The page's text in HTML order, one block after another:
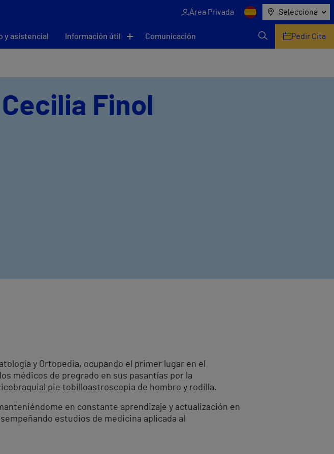
Área Privada Selecciona
y asistencial Información útil Comunicación Pedir Cita
Finol
y Ortopedia, ocupando el primer lugar en el
médicos de pregrado en sus pasantías por la
pie tobilloastroscopia de hombro y rodilla.
en constante aprendizaje y actualización en
estudios de medicina aplicada al